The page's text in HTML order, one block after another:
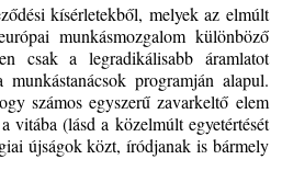
kísérletekből, melyek az elmúlt
munkásmozgalom különböző
csak a legradikálisabb áramlatot
programján alapul.
számos egyszerű zavarkeltő elem
vitába (lásd a közelmúlt egyetértését
újságok közt, íródjanak is bármely